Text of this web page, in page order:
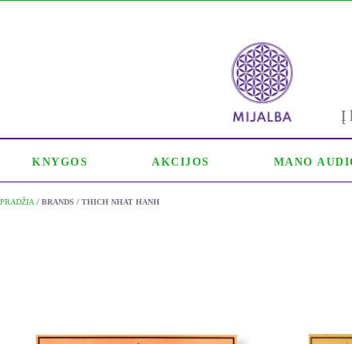
KNYGOS AKCIJOS MANO
PRADŽIA / BRANDS / THICH NHAT HANH